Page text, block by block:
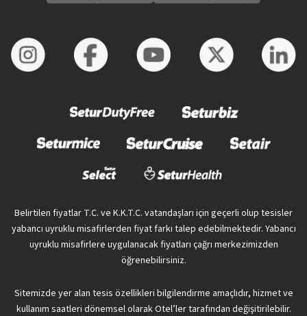
Belirtilen fiyatlar T.C. ve K.K.T.C. vatandaşları için geçerli olup tesisler
yabancı uyruklu misafirlerden fiyat farkı talep edebilmektedir. Yabancı
uyruklu misafirlere uygulanacak fiyatları çağrı merkezimizden
öğrenebilirsiniz.
Sitemizde yer alan tesis özellikleri bilgilendirme amaçlıdır, hizmet ve
kullanım saatleri dönemsel olarak Otel’ler tarafından değişitirilebilir.